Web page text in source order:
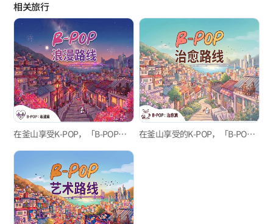
从现代艺术的灵感，到电影般的风景，
再到宛如一张专辑封面般的复古情调。去体验这神奇的一天吧，
让脚步所及之处，都变成布置完美的音乐视频（MV）拍摄地。
相关旅行
在釜山享受K-POP，「B-POP」“浪漫”路线 在釜山享受的K-POP，「B-POP」"治愈"路线